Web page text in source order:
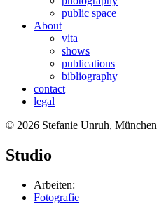
public space
About
vita
shows
publications
bibliography
contact
legal
© 2026 Stefanie Unruh, München
Studio
Arbeiten:
Fotografie